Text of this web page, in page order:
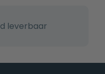
leverbaar